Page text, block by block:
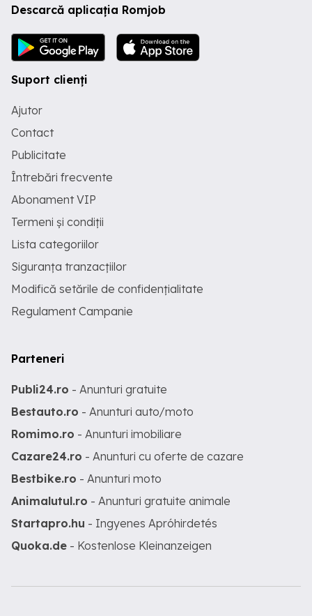
Descarcă aplicația Romjob
Suport clienți
Ajutor
Contact
Publicitate
Întrebări frecvente
Abonament VIP
Termeni și condiții
Lista categoriilor
Siguranța tranzacțiilor
Modifică setările de confidențialitate
Regulament Campanie
Parteneri
Publi24.ro - Anunturi gratuite
Bestauto.ro - Anunturi auto/moto
Romimo.ro - Anunturi imobiliare
Cazare24.ro - Anunturi cu oferte de cazare
Bestbike.ro - Anunturi moto
Animalutul.ro - Anunturi gratuite animale
Startapro.hu - Ingyenes Apróhirdetés
Quoka.de - Kostenlose Kleinanzeigen